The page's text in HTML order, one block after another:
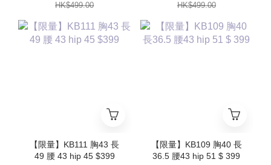
HK$499.00 HK$499.00
【限量】KB111 胸43 長
49 腰 43 hip 45 $399
【限量】KB109 胸40 長
36.5 腰43 hip 51 $ 399